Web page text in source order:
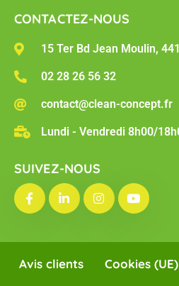
CONTACTEZ-NOUS
15 Ter Bd Jean Moulin,
02 28 26 56 32
contact@clean-concept.fr
Lundi - Vendredi 8h00/
SUIVEZ-NOUS
Avis clients Cookies (UE)